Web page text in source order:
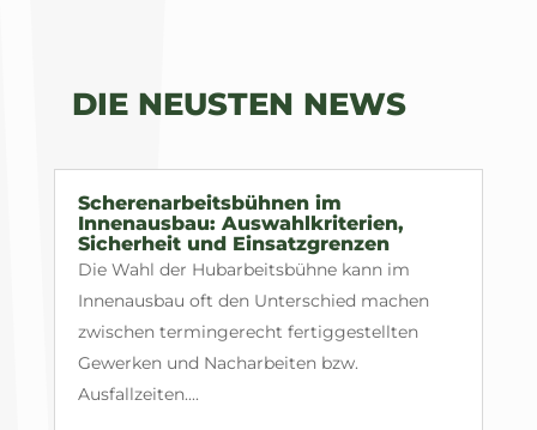
DIE NEUSTEN NEWS
Scherenarbeitsbühnen im
Innenausbau: Auswahlkriterien,
Sicherheit und Einsatzgrenzen
Die Wahl der Hubarbeitsbühne kann im
Innenausbau oft den Unterschied machen
zwischen termingerecht fertiggestellten
Gewerken und Nacharbeiten bzw.
Ausfallzeiten....